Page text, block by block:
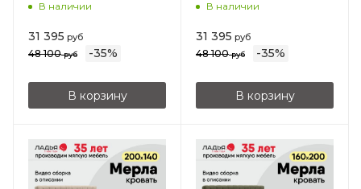
В наличии
31 395 руб
48 100руб -35%
В корзину
В наличии
31 395 руб
48 100руб -35%
В корзину